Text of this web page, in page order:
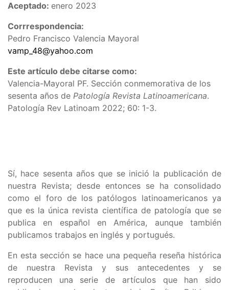
Aceptado: enero 2023
Corrrespondencia:
Pedro Francisco Valencia Mayoral
vamp_48@yahoo.com
Este artículo debe citarse como:
Valencia-Mayoral PF. Sección conmemorativa de los
sesenta años de Patología Revista Latinoamericana.
Patología Rev Latinoam 2022; 60: 1-3.
Sí, hace sesenta años que se inició la publicación de
nuestra Revista; desde entonces se ha consolidado
como el foro de los patólogos latinoamericanos ya
que es la única revista científica de patología que se
publica en español en América, aunque también
publicamos trabajos en inglés y portugués.
En esta sección se hace una pequeña reseña histórica
de nuestra Revista y sus antecedentes y se
reproducen una serie de artículos que han sido